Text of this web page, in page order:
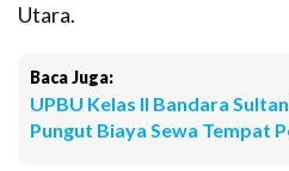
Utara.
Baca Juga:
UPBU Kelas II Bandara
Pungut Biaya Sewa Tempat